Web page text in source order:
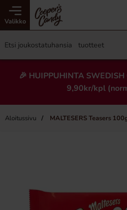
Valikko
🎉 HUIPPUHINTA
9,90kr/kpl
Aloitussivu MALTESERS Teasers